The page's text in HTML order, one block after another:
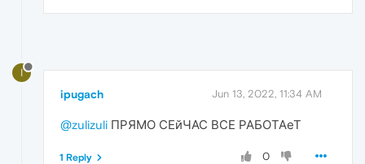
I
ipugach Jun 13, 2022, 11:34 AM
@zulizuli ПРЯМО СЕйЧАС ВСЕ РАБОТАеТ
0
1 Reply